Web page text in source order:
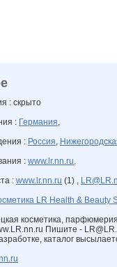
: скрыто
: Германия,
: Россия,
: www.lr.nn.ru,
: www.lr.nn.ru (1) ,
LR Health & Beauty
косметика,
Пишите -
каталог